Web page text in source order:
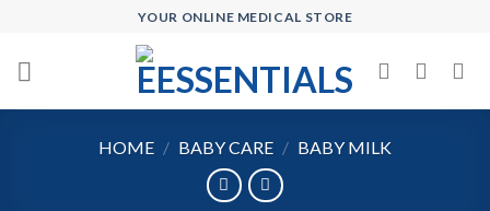
content
YOUR ONLINE MEDICAL STORE
HOME / BABY CARE / BABY MILK